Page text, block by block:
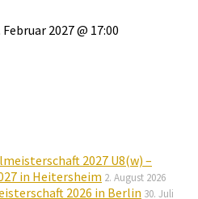
Februar 2027 @ 17:00
2027 U8(w) –
in Heitersheim 2. August 2026
2026 in Berlin 30. Juli